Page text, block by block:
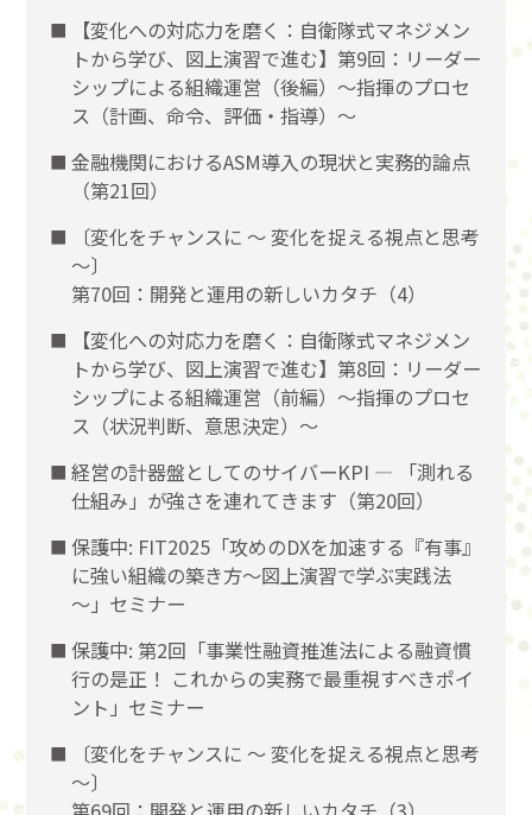
【変化への対応力を磨く：自衛隊式マネジメン
トから学び、図上演習で進む】第9回：リーダー
シップによる組織運営（後編）〜指揮のプロセ
ス（計画、命令、評価・指導）〜
金融機関におけるASM導入の現状と実務的論点
（第21回）
〔変化をチャンスに 〜 変化を捉える視点と思考
〜〕
第70回：開発と運用の新しいカタチ（4）
【変化への対応力を磨く：自衛隊式マネジメン
トから学び、図上演習で進む】第8回：リーダー
シップによる組織運営（前編）〜指揮のプロセ
ス（状況判断、意思決定）〜
経営の計器盤としてのサイバーKPI ― 「測れる
仕組み」が強さを連れてきます（第20回）
保護中: FIT2025「攻めのDXを加速する『有事』
に強い組織の築き方～図上演習で学ぶ実践法
～」セミナー
保護中: 第2回「事業性融資推進法による融資慣
行の是正！ これからの実務で最重視すべきポイ
ント」セミナー
〔変化をチャンスに 〜 変化を捉える視点と思考
〜〕